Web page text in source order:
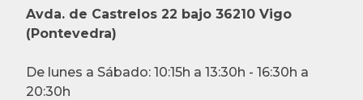
Avda. de Castrelos 22 bajo 36210 Vigo
(Pontevedra)
De lunes a Sábado: 10:15h a 13:30h - 16:30h a
20:30h